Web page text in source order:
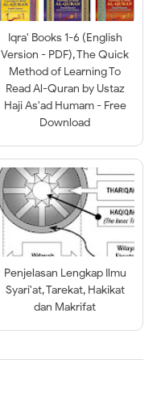
Iqra' Books 1-6 (English
Version - PDF), The Quick
Method of Learning To
Read Al-Quran by Ustaz
Haji As'ad Humam - Free
Download
Penjelasan Lengkap Ilmu
Syari'at, Tarekat, Hakikat
dan Makrifat